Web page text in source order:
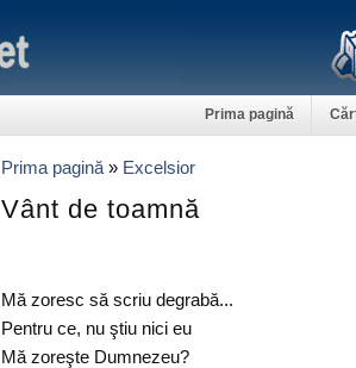
Prima pagină
Prima pagină » Excelsior
Vânt de toamnă
Mă zoresc să scriu degrabă...
Pentru ce, nu ştiu nici eu
Mă zoreşte Dumnezeu?